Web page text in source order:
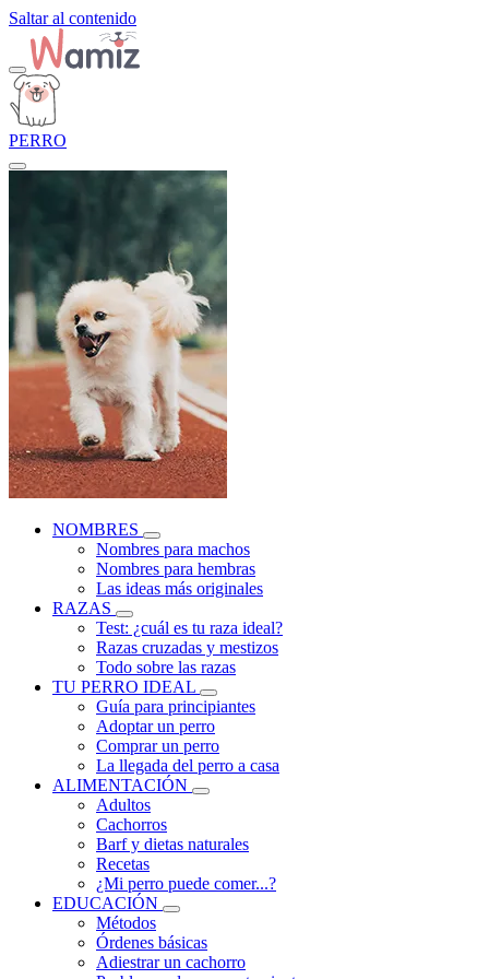
Saltar al contenido
PERRO
NOMBRES
Nombres para machos
Nombres para hembras
Las ideas más originales
RAZAS
Test: ¿cuál es tu raza ideal?
Razas cruzadas y mestizos
Todo sobre las razas
TU PERRO IDEAL
Guía para principiantes
Adoptar un perro
Comprar un perro
La llegada del perro a casa
ALIMENTACIÓN
Adultos
Cachorros
Barf y dietas naturales
Recetas
¿Mi perro puede comer...?
EDUCACIÓN
Métodos
Órdenes básicas
Adiestrar un cachorro